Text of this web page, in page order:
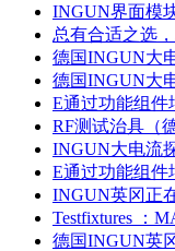
INGUN界面模
总有合适之选
德国INGUN大
德国INGUN大
E通过功能组件
RF测试治具（
INGUN大电流
E通过功能组件
INGUN英冈正
Testfixtures ：
德国INGUN英